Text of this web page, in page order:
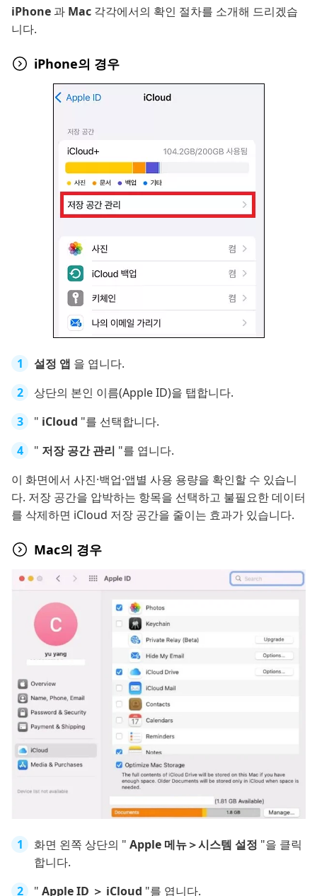
iPhone 과 Mac 각각에서의 확인 절차를 소개해 드리겠습
니다.
iPhone의 경우
설정 앱 을 엽니다.
상단의 본인 이름(Apple ID)을 탭합니다.
" iCloud "를 선택합니다.
" 저장 공간 관리 "를 엽니다.
이 화면에서 사진·백업·앱별 사용 용량을 확인할 수 있습니
다. 저장 공간을 압박하는 항목을 선택하고 불필요한 데이터
를 삭제하면 iCloud 저장 공간을 줄이는 효과가 있습니다.
Mac의 경우
화면 왼쪽 상단의 " Apple 메뉴＞시스템 설정 "을 클릭
합니다.
" Apple ID ＞ iCloud "를 엽니다.